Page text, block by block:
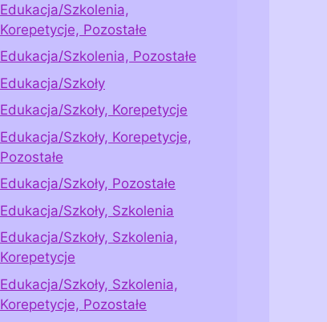
Edukacja/Szkolenia,
Korepetycje, Pozostałe
Edukacja/Szkolenia, Pozostałe
Edukacja/Szkoły
Edukacja/Szkoły, Korepetycje
Edukacja/Szkoły, Korepetycje,
Pozostałe
Edukacja/Szkoły, Pozostałe
Edukacja/Szkoły, Szkolenia
Edukacja/Szkoły, Szkolenia,
Korepetycje
Edukacja/Szkoły, Szkolenia,
Korepetycje, Pozostałe